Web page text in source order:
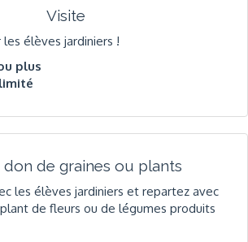
Visite
élèves jardiniers !
plus
don de graines ou plants
les élèves jardiniers et repartez avec
de fleurs ou de légumes produits